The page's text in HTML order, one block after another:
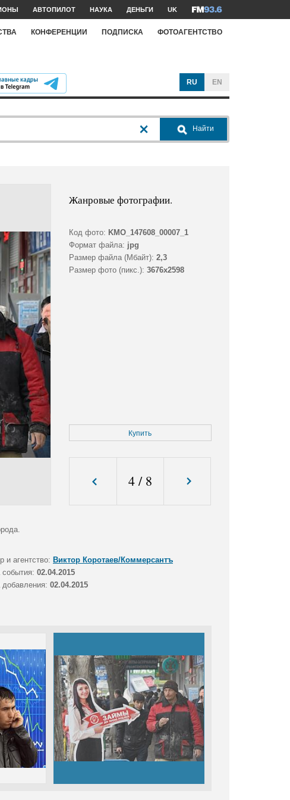
АВТОПИЛОТ НАУКА ДЕНЬГИ UK
КОНФЕРЕНЦИИ ПОДПИСКА ФОТОАГЕНТСТВО
RU EN
Найти
Жанровые фотографии.
Код фото: KMO_147608_00007_1
Формат файла: jpg
Размер файла (Мбайт): 2,3
Размер фото (пикс.): 3676x2598
Купить
4/ 8
и агентство: Виктор Коротаев/Коммерсантъ
события: 02.04.2015
добавления: 02.04.2015